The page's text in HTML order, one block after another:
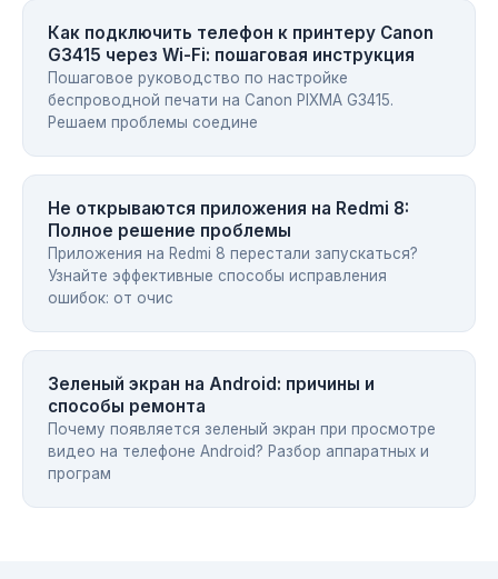
Как подключить телефон к принтеру Canon
G3415 через Wi-Fi: пошаговая инструкция
Пошаговое руководство по настройке
беспроводной печати на Canon PIXMA G3415.
Решаем проблемы соедине
Не открываются приложения на Redmi 8:
Полное решение проблемы
Приложения на Redmi 8 перестали запускаться?
Узнайте эффективные способы исправления
ошибок: от очис
Зеленый экран на Android: причины и
способы ремонта
Почему появляется зеленый экран при просмотре
видео на телефоне Android? Разбор аппаратных и
програм